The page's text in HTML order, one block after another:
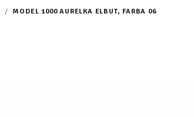
/ MODEL 1000 AURELKA ELBUT, FARBA 06